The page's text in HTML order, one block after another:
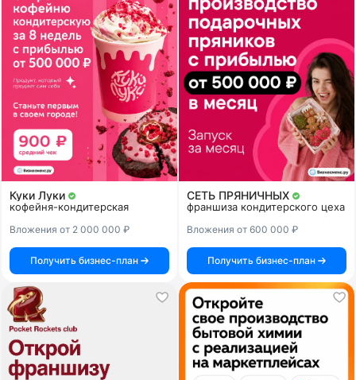
Куки Луки
кофейня-кондитерская
Вложения от 2 000 000 ₽
Получить бизнес-план
СЕТЬ ПРЯНИЧНЫХ
франшиза кондитерского цеха
Вложения от 600 000 ₽
Получить бизнес-план